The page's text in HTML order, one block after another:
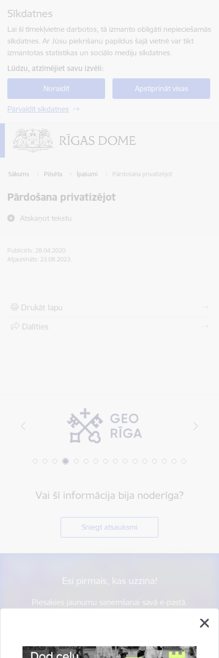
Sīkdatnes
Lai šī tīmekļvietne darbotos, tā izmanto obligāti nepieciešamās
sīkdatnes. Ar Jūsu piekrišanu papildus šajā vietnē var tikt
izmantotas statistikas un sociālo mediju sīkdatnes.
Lūdzu, atzīmējiet savu izvēli:
Noraidīt Apstiprināt visas
Pārvaldīt sīkdatnes
Sākums Pilsēta Īpašumi Pārdošana privatizējot
Pārdošana privatizējot
Atskaņot tekstu
Publicēts: 28.04.2020.
Atjaunināts: 23.08.2023.
Drukāt lapu
Dalīties
Vai šī informācija bija noderīga?
Sniegt atsauksmi
Esi pirmais, kas uzzina!
Piesakies jaunumu saņemšanai savā e-pastā.